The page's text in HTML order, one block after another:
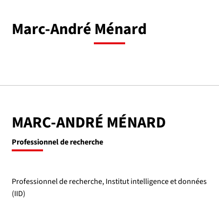
Marc-André Ménard
MARC-ANDRÉ MÉNARD
Professionnel de recherche
Professionnel de recherche, Institut intelligence et données
(IID)